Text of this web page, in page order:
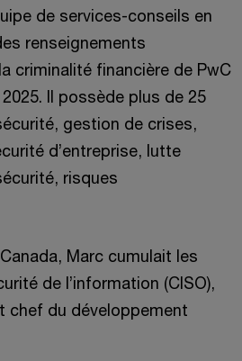
de services-conseils en
renseignements
criminalité financière de PwC
Il possède plus de 25
gestion de crises,
d’entreprise, lutte
risques
Marc cumulait les
de l’information (CISO),
chef du développement